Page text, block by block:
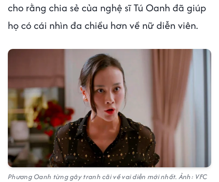
cho rằng chia sẻ của nghệ sĩ Tú Oanh đã giúp
họ có cái nhìn đa chiều hơn về nữ diễn viên.
Phương Oanh từng gây tranh cãi về vai diễn mới nhất. Ảnh: VFC